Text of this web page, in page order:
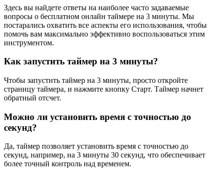
Здесь вы найдете ответы на наиболее часто задаваемые
вопросы о бесплатном онлайн таймере на 3 минуты. Мы
постарались охватить все аспекты его использования, чтобы
помочь вам максимально эффективно воспользоваться этим
инструментом.
Как запустить таймер на 3 минуты?
Чтобы запустить таймер на 3 минуты, просто откройте
страницу таймера, и нажмите кнопку Старт. Таймер начнет
обратный отсчет.
Можно ли установить время с точностью до
секунд?
Да, таймер позволяет установить время с точностью до
секунд, например, на 3 минуты 30 секунд, что обеспечивает
более точный контроль над временем.